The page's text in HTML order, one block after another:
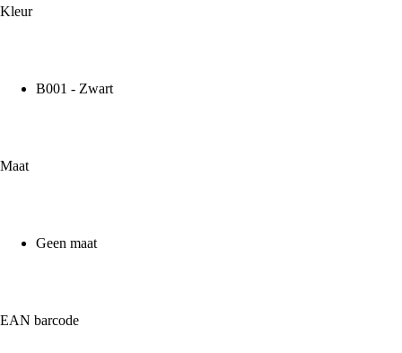
Kleur
B001 - Zwart
Maat
Geen maat
EAN barcode